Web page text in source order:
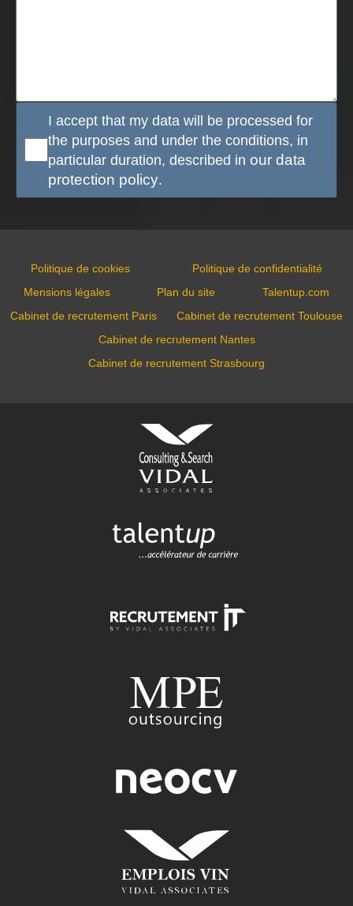
I accept that my data will be processed for
the purposes and under the conditions, in
particular duration, described in our data
protection policy.
Politique de cookies
Politique de confidentialité
Mensions légales
Plan du site
Talentup.com
Cabinet de recrutement Paris
Cabinet de recrutement Toulouse
Cabinet de recrutement Nantes
Cabinet de recrutement Strasbourg
VIDAL ASSOCIATES
conseil en recrutement et
approche directe
TALENTUP
découvrez notre site carrière
RECRUTEMENT-IT
toutes nos offres d'emploi dans
MPE OUTSOURCING
conseil et recrutement énergie, oil
& gas
NEOCV
application tracking system
EMPLOIS-VIN
toutes nos offres d'emploi dans
l'univers du vin